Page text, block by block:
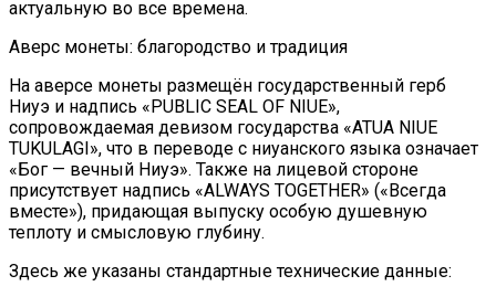
актуальную во все времена.
Аверс монеты: благородство и традиция
На аверсе монеты размещён государственный герб
Ниуэ и надпись «PUBLIC SEAL OF NIUE»,
сопровождаемая девизом государства «ATUA NIUE
TUKULAGI», что в переводе с ниуанского языка означает
«Бог — вечный Ниуэ». Также на лицевой стороне
присутствует надпись «ALWAYS TOGETHER» («Всегда
вместе»), придающая выпуску особую душевную
теплоту и смысловую глубину.
Здесь же указаны стандартные технические данные: